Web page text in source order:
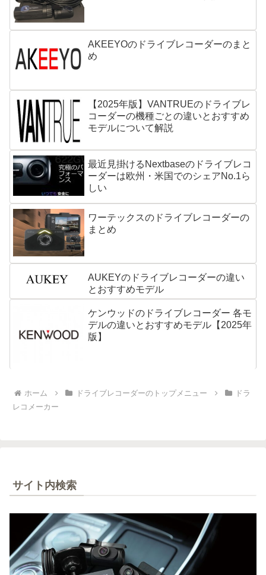
AKEEYOのドライブレコーダーのまと
め
【2025年版】VANTRUEのドライブレ
コーダーの機種ごとの違いとおすすめ
モデルについて解説
最近見掛けるNextbaseのドライブレコ
ーダーは欧州・米国でのシェアNo.1ら
しい
ワーテックスのドライブレコーダーの
まとめ
AUKEYのドライブレコーダーの違い
とおすすめモデル
ケンウッドのドライブレコーダー 各モ
デルの違いとおすすめモデル【2025年
版】
ホーム ドライブレコーダーのトップメニュー
ドラ
レコメーカー
サイト内検索